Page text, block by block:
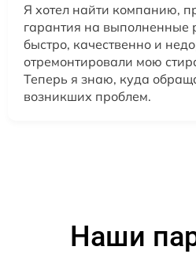
Я хотел найти компанию,
гарантия на выполненные
быстро, качественно и
отремонтировали мою
Теперь я знаю, куда
возникших проблем.
Наши